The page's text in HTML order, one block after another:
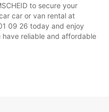
to secure your
car or van rental at
09 26 today and enjoy
reliable and affordable